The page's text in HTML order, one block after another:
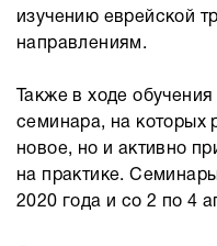
изучению еврейской
направлениям.
Также в ходе
семинара, на которых
новое, но и активно
на практике.
2020 года и со 2 по 4